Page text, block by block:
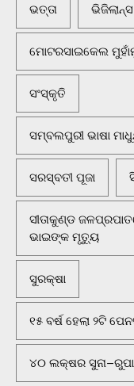
ଭତ୍ତା
ମୋଟରସାଇକେଲ
ସଂସ୍କୃତି
ସମ୍ବଲପୁରୀ ଭାଷା
ସରସ୍ବତୀ ପୂଜା
ସୀତାକୁଣ୍ଡ
ଭାଇଙ୍କ ମୃତ୍ୟୁ
ସୁରକ୍ଷା
୧୫ ବର୍ଷ ହେଲା ୨ଟି
୪୦ ଲକ୍ଷର